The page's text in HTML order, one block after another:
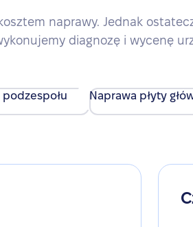
naprawy. Jednak
diagnozę i wycenę
podzespołu Naprawa płyty